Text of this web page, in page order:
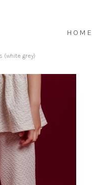
HOME
(white grey)